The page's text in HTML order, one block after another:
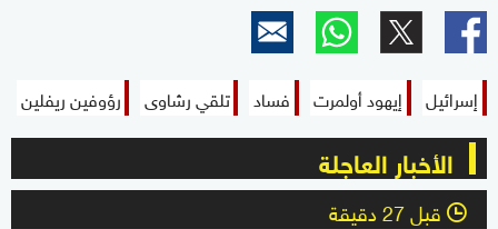
إسرائيل إيهود أولمرت فساد تلقي رشاوى رؤوفين ريفلين
الأخبار العاجلة
l قبل 27 دقيقة